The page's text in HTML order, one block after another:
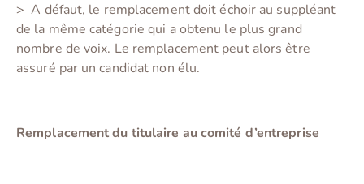
> A défaut, le remplacement doit échoir au suppléant
de la même catégorie qui a obtenu le plus grand
nombre de voix. Le remplacement peut alors être
assuré par un candidat non élu.
Remplacement du titulaire au comité d’entreprise